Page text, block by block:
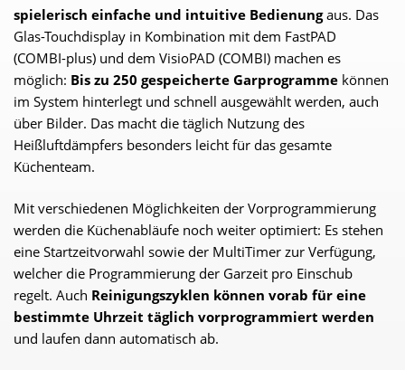
spielerisch einfache und intuitive Bedienungaus. Das
Glas-Touchdisplay in Kombination mit dem FastPAD
(COMBI-plus) und dem VisioPAD (COMBI) machen es
möglich: Bis zu 250 gespeicherte Garprogramme können
im System hinterlegt und schnell ausgewählt werden, auch
über Bilder. Das macht die täglich Nutzung des
Heißluftdämpfers besonders leicht für das gesamte
Küchenteam.
Mit verschiedenen Möglichkeiten der Vorprogrammierung
werden die Küchenabläufe noch weiter optimiert: Es stehen
eine Startzeitvorwahl sowie der MultiTimer zur Verfügung,
welcher die Programmierung der Garzeit pro Einschub
regelt. Auch Reinigungszyklen können vorab für eine
bestimmte Uhrzeit täglich vorprogrammiert werden
und laufen dann automatisch ab.